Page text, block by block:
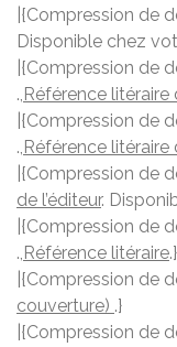
|{Compression de
Disponible chez
|{Compression de
., Référence
|{Compression de
., Référence litéraire
|{Compression de
de l’éditeur.
|{Compression de
., Référence litéraire.}
|{Compression de
couverture) .}
|{Compression de